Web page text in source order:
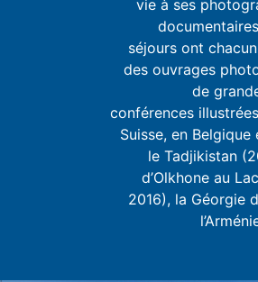
vie à ses
séjours ont
des ouvrages
de
conférences
Suisse, en Belgique
le Tadjikistan
d’Olkhone au
2016), la Géorgie